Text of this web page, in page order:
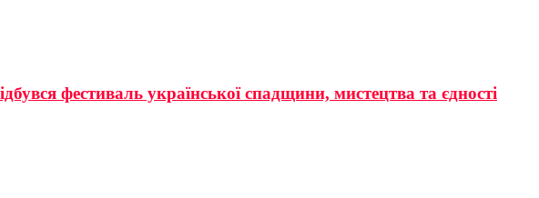
фестиваль української спадщини, мистецтва та єдності